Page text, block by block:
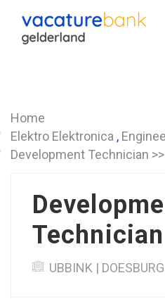
Home
Elektro Elektronica ,
Development Technician >>
UBBINK | DOESBURG